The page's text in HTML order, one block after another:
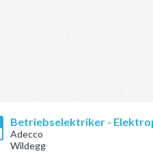
Betriebselektriker -
Adecco
Wildegg